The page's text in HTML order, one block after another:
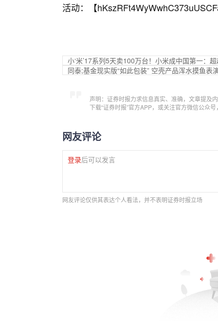
活动：【
小‘米’17系列5天卖100万台！小米成中国第一：
同泰;基金现实版“如此包装” 空壳产品浑水摸鱼表
声明：证券时报力求信息真实、准确，文章提及
下载“证券时报”官方APP，或关注官方微信公众
网友评论
登录后可以发言
网友评论仅供其表达个人看法，并不表明证券时报立场